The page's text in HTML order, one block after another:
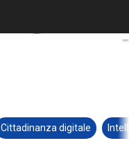
Cittadinanza digitale